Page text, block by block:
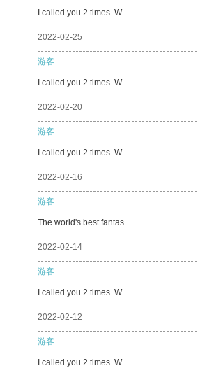
I called you 2 times. W
2022-02-25
游客
I called you 2 times. W
2022-02-20
游客
I called you 2 times. W
2022-02-16
游客
The world's best fantas
2022-02-14
游客
I called you 2 times. W
2022-02-12
游客
I called you 2 times. W